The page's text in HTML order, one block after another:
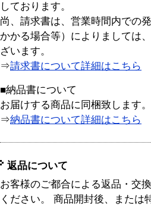
しております。
尚、請求書は、営業時間内での
かかる場合等）によりましては
ざいます。
⇒請求書について詳細はこちら
■納品書について
お届けする商品に同梱致します。
⇒納品書について詳細はこちら
返品について
お客様のご都合による返品・交
ください。 商品開封後、または